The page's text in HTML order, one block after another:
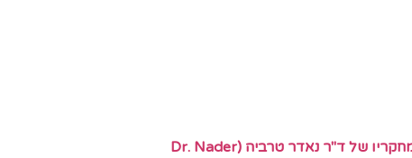
ממצאי המחקר בסח'נין והשלכות אוניברסליות: האם המנגנונים הביולוגיים חוצי גבולות ותרבויות? לאור מחקריו של ד"ר נאדר טרביה (Dr. Nader